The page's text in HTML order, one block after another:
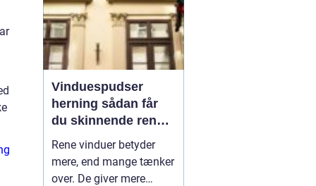
Vinduespudser
herning sådan får
du skinnende rene
ruder året rundt
Rene vinduer betyder
mere, end mange tænker
over. De giver mere